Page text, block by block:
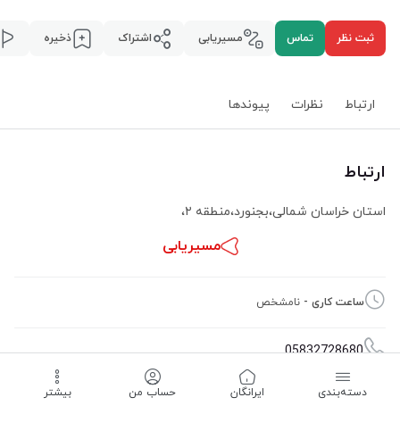
ثبت نظر تماس مسیریابی اشتراک ذخیره
ارتباط نظرات پیوند‌ها
ارتباط
استان خراسان شمالی،بجنورد،منطقه ۲ ،
مسیریابی
ساعت کاری - نامشخص
05832728680
دسته‌بندی ‌ایرانگان حساب من بیشتر